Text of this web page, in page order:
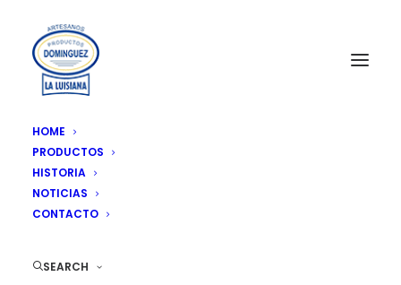
HOME
PRODUCTOS
HISTORIA
NOTICIAS
CONTACTO
SEARCH
Home